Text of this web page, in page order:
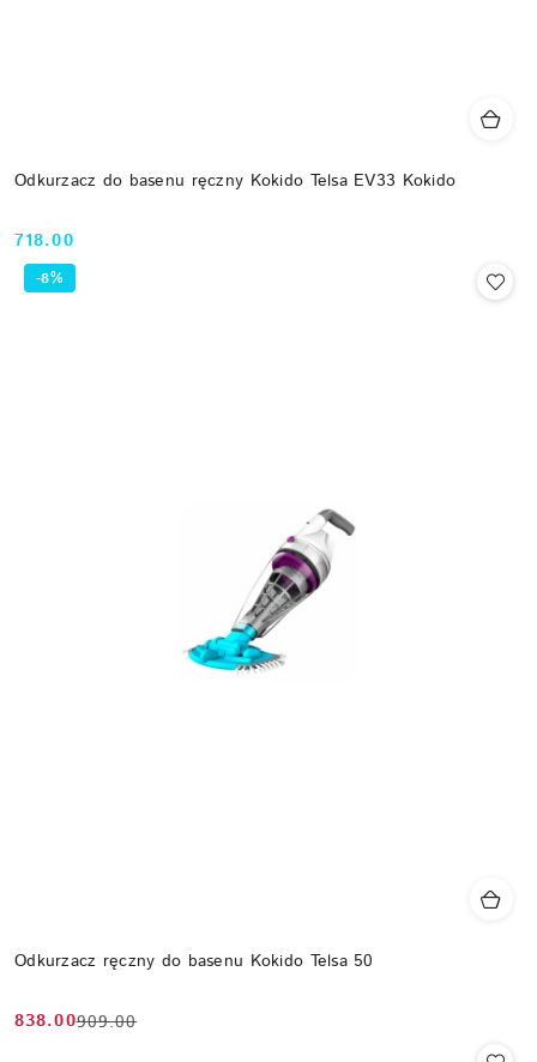
Odkurzacz do basenu ręczny Kokido Telsa EV33 Kokido
Cena:
718.00
Odkurzacz ręczny do basenu Kokido Telsa 50
Cena
838.00
Cena
909.00
-8%